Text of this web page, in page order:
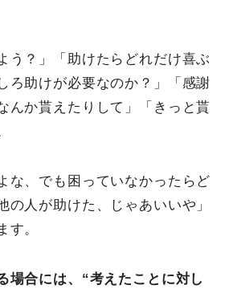
う？」「助けたらどれだけ喜ぶ
ろ助けが必要なのか？」「感謝
んか貰えたりして」「きっと貰
な、でも困っていなかったらど
の人が助けた、じゃあいいや」
す。
場合には、“考えたことに対し